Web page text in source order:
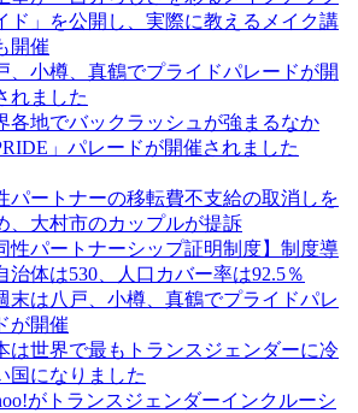
ド」を公開し、実際に教えるメイク講
開催
、小樽、真鶴でプライドパレードが開
れました
各地でバックラッシュが強まるなか
」パレードが開催されました
パートナーの移転費不支給の取消しを
、大村市のカップルが提訴
性パートナーシップ証明制度】制度導
治体は530、人口カバー率は92.5％
末は八戸、小樽、真鶴でプライドパレ
が開催
は世界で最もトランスジェンダーに冷
国になりました
がトランスジェンダーインクルーシ